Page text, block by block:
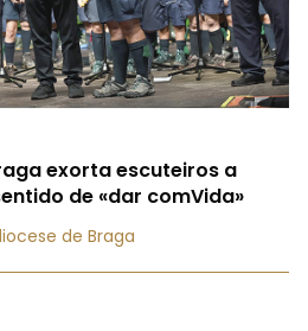
exorta escuteiros a
de «dar comVida»
de Braga